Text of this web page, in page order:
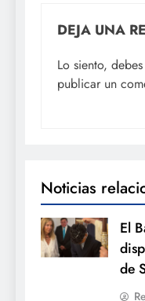
DEJA UNA
Lo siento,
publicar un
Noticias
El
de